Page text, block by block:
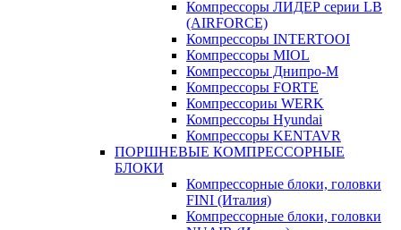
Компрессоры ЛИДЕР серии LB
(AIRFORCE)
Компрессоры INTERTOOI
Компрессоры MIOL
Компрессоры Днипро-М
Компрессоры FORTE
Компрессориы WERK
Компрессоры Hyundai
Компрессоры KENTAVR
ПОРШНЕВЫЕ КОМПРЕССОРНЫЕ
БЛОКИ
Компрессорные блоки, головки
FINI (Италия)
Компрессорные блоки, головки